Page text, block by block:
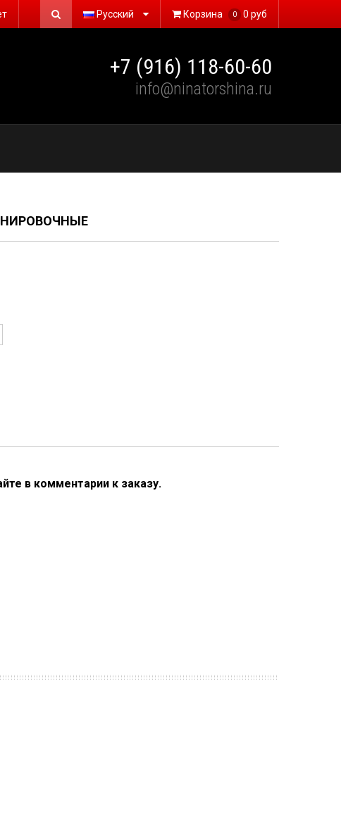
Корзина 0 0 руб
Русский
+7 (916) 118-60-60
info@ninatorshina.ru
в комментарии к заказу.